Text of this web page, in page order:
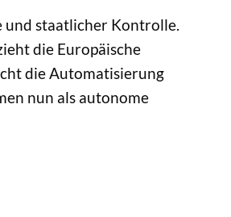
und staatlicher Kontrolle.
die Europäische
die Automatisierung
nun als autonome